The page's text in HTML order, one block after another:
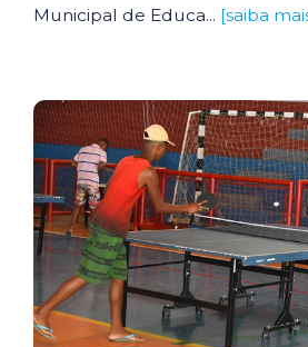
Municipal de Educa... [saiba